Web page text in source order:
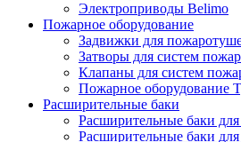
Электроприводы Belimo
Пожарное оборудование
Задвижки для
Затворы для систем
Клапаны для систем
Пожарное
Расширительные баки
Расширительные баки
Расширительные баки